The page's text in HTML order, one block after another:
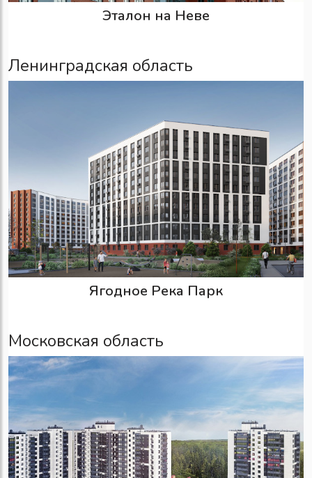
Эталон на Неве
Ленинградская область
Ягодное Река Парк
Московская область